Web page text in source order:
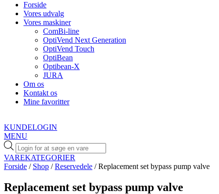
Forside
Vores udvalg
Vores maskiner
ComBi-line
OptiVend Next Generation
OptiVend Touch
OptiBean
Optibean-X
JURA
Om os
Kontakt os
Mine favoritter
KUNDELOGIN
MENU
Products
search
VAREKATEGORIER
Forside / Shop /Reservedele / Replacement set bypass pump valve
Replacement set bypass pump valve